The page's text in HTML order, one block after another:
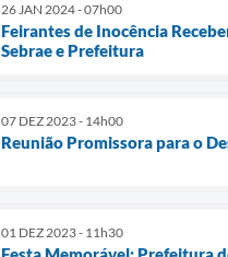
26 JAN 2024 - 07h00
Feirantes de Inocência
Sebrae e Prefeitura
07 DEZ 2023 - 14h00
Reunião Promissora para o
01 DEZ 2023 - 11h30